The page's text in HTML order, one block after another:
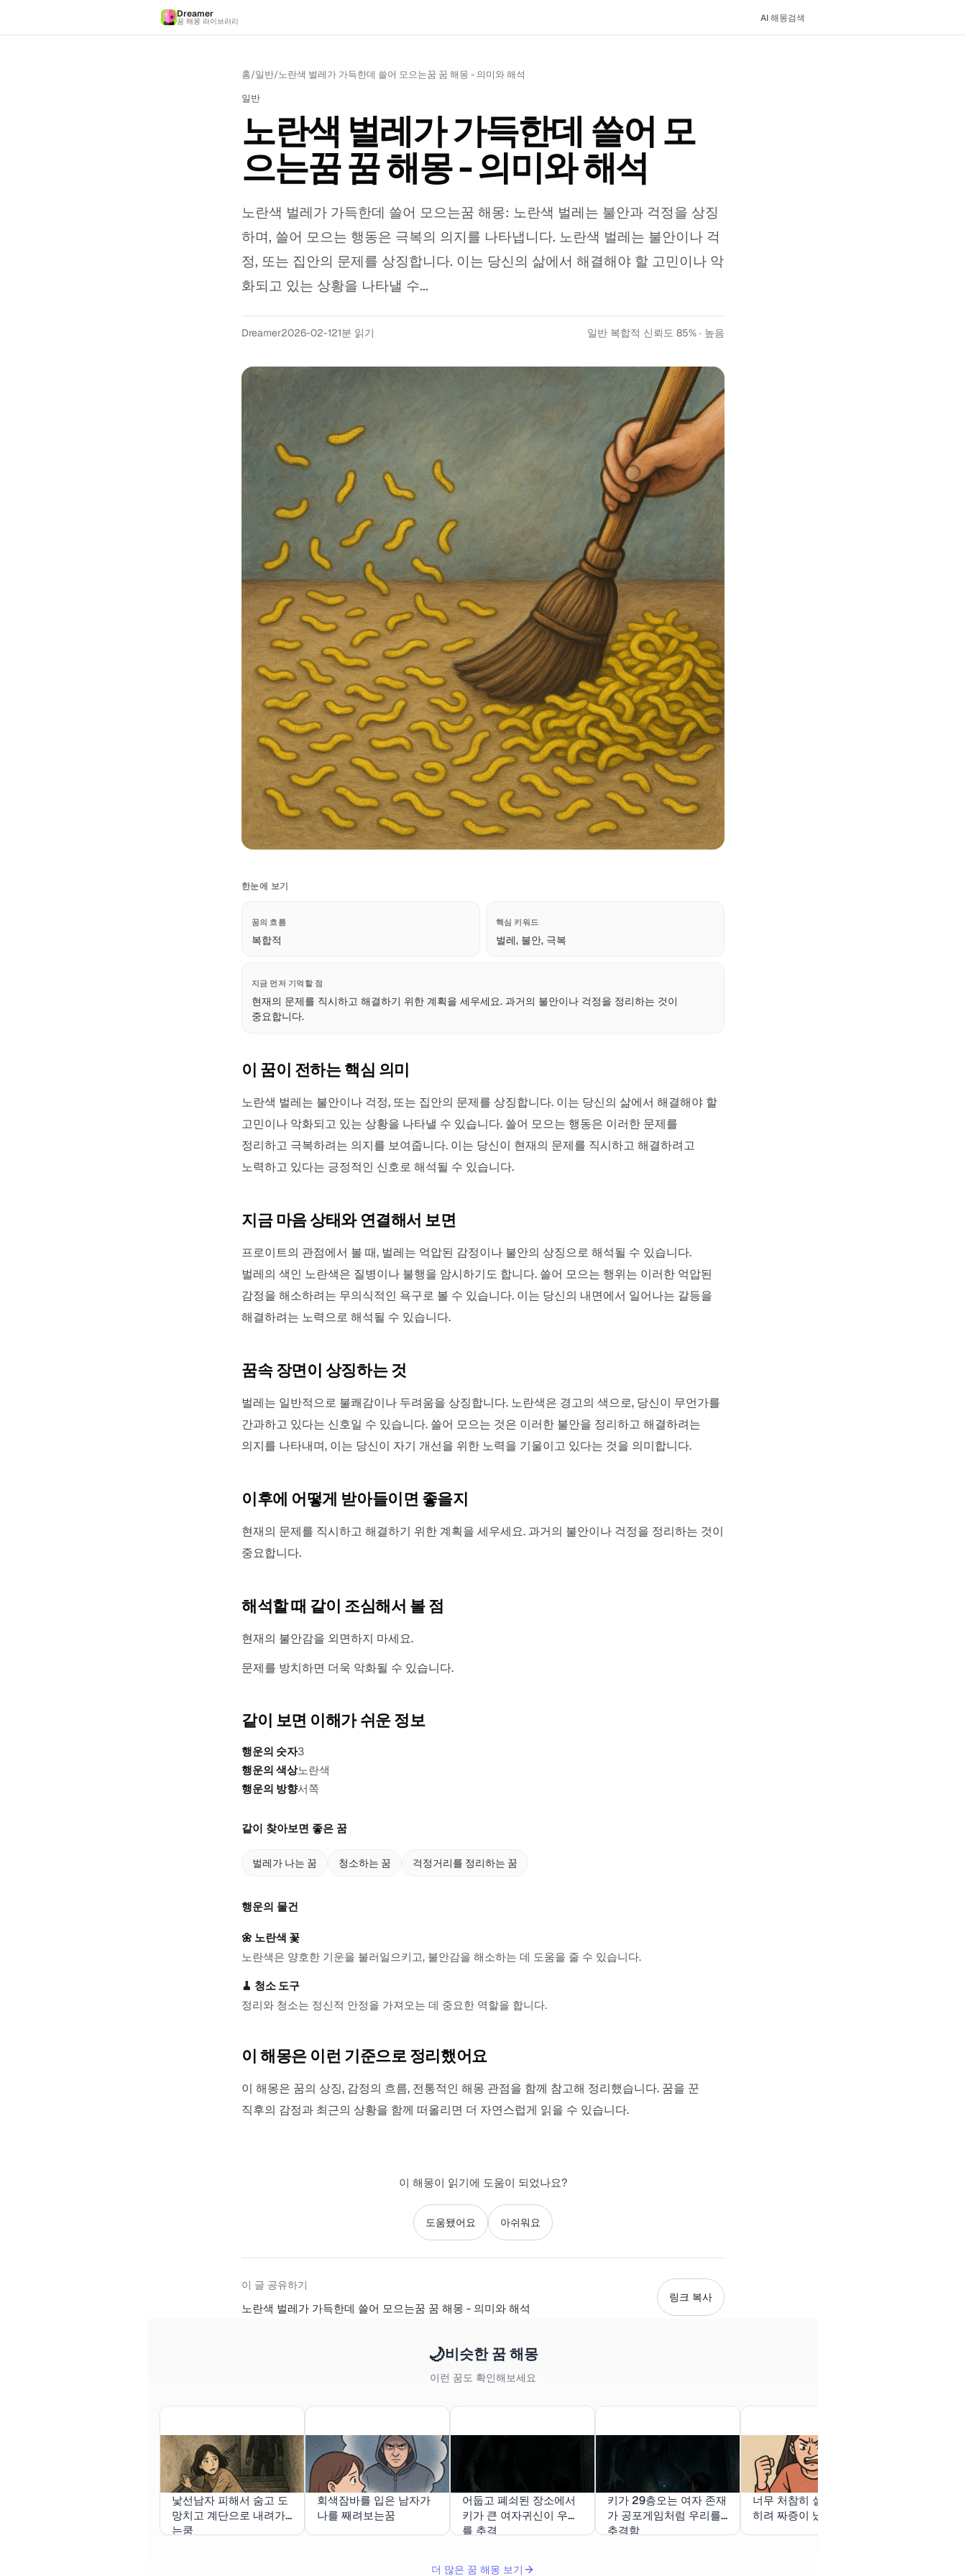
Dreamer
꿈 해몽 라이브러리 AI 해몽검색
홈/일반/노란색 벌레가 가득한데 쓸어 모으는꿈 꿈 해몽 - 의미와 해석
일반
노란색 벌레가 가득한데 쓸어 모
으는꿈 꿈 해몽 - 의미와 해석
노란색 벌레가 가득한데 쓸어 모으는꿈 해몽: 노란색 벌레는 불안과 걱정을 상징
하며, 쓸어 모으는 행동은 극복의 의지를 나타냅니다. 노란색 벌레는 불안이나 걱
정, 또는 집안의 문제를 상징합니다. 이는 당신의 삶에서 해결해야 할 고민이나 악
화되고 있는 상황을 나타낼 수...
Dreamer2026-02-121분 읽기 일반 복합적 신뢰도 85% · 높음
한눈에 보기
꿈의 흐름
복합적
핵심 키워드
벌레, 불안, 극복
지금 먼저 기억할 점
현재의 문제를 직시하고 해결하기 위한 계획을 세우세요. 과거의 불안이나 걱정을 정리하는 것이
중요합니다.
이 꿈이 전하는 핵심 의미
노란색 벌레는 불안이나 걱정, 또는 집안의 문제를 상징합니다. 이는 당신의 삶에서 해결해야 할
고민이나 악화되고 있는 상황을 나타낼 수 있습니다. 쓸어 모으는 행동은 이러한 문제를
정리하고 극복하려는 의지를 보여줍니다. 이는 당신이 현재의 문제를 직시하고 해결하려고
노력하고 있다는 긍정적인 신호로 해석될 수 있습니다.
지금 마음 상태와 연결해서 보면
프로이트의 관점에서 볼 때, 벌레는 억압된 감정이나 불안의 상징으로 해석될 수 있습니다.
벌레의 색인 노란색은 질병이나 불행을 암시하기도 합니다. 쓸어 모으는 행위는 이러한 억압된
감정을 해소하려는 무의식적인 욕구로 볼 수 있습니다. 이는 당신의 내면에서 일어나는 갈등을
해결하려는 노력으로 해석될 수 있습니다.
꿈속 장면이 상징하는 것
벌레는 일반적으로 불쾌감이나 두려움을 상징합니다. 노란색은 경고의 색으로, 당신이 무언가를
간과하고 있다는 신호일 수 있습니다. 쓸어 모으는 것은 이러한 불안을 정리하고 해결하려는
의지를 나타내며, 이는 당신이 자기 개선을 위한 노력을 기울이고 있다는 것을 의미합니다.
이후에 어떻게 받아들이면 좋을지
현재의 문제를 직시하고 해결하기 위한 계획을 세우세요. 과거의 불안이나 걱정을 정리하는 것이
중요합니다.
해석할 때 같이 조심해서 볼 점
현재의 불안감을 외면하지 마세요.
문제를 방치하면 더욱 악화될 수 있습니다.
같이 보면 이해가 쉬운 정보
행운의 숫자3
행운의 색상노란색
행운의 방향서쪽
같이 찾아보면 좋은 꿈
벌레가 나는 꿈 청소하는 꿈 걱정거리를 정리하는 꿈
행운의 물건
🌼 노란색 꽃
노란색은 양호한 기운을 불러일으키고, 불안감을 해소하는 데 도움을 줄 수 있습니다.
🧹 청소 도구
정리와 청소는 정신적 안정을 가져오는 데 중요한 역할을 합니다.
이 해몽은 이런 기준으로 정리했어요
이 해몽은 꿈의 상징, 감정의 흐름, 전통적인 해몽 관점을 함께 참고해 정리했습니다. 꿈을 꾼
직후의 감정과 최근의 상황을 함께 떠올리면 더 자연스럽게 읽을 수 있습니다.
이 해몽이 읽기에 도움이 되었나요?
도움됐어요 아쉬워요
이 글 공유하기
노란색 벌레가 가득한데 쓸어 모으는꿈 꿈 해몽 - 의미와 해석
링크 복사
🌙비슷한 꿈 해몽
이런 꿈도 확인해보세요
낯선남자 피해서 숨고 도
망치고 계단으로 내려가
는쿰
회색잠바를 입은 남자가
나를 째려보는꿈
어둡고 폐쇠된 장소에서
키가 큰 여자귀신이 우리
를 추격
키가 29층오는 여자 존재
가 공포게임처럼 우리를
추격함
너무 처참히 실패해서 오
히려 짜증이 났다
더 많은 꿈 해몽 보기